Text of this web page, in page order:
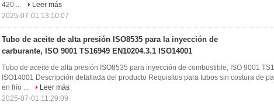
420 ...
Leer más
2025-07-01 13:10:07
Tubo de aceite de alta presión ISO8535 para la inyección de
carburante, ISO 9001 TS16949 EN10204.3.1 ISO14001
Tubo de aceite de alta presión ISO8535 para inyección de combustible, ISO 9001
ISO14001 Descripción detallada del producto Requisitos para tubos sin costura de
en frío ...
Leer más
2025-07-01 11:29:09